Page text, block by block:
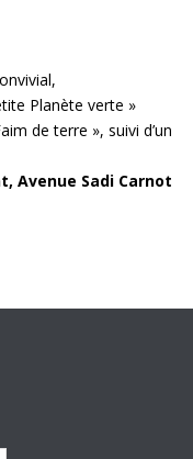
Planète verte »
de terre », suivi d’un
Avenue Sadi Carnot